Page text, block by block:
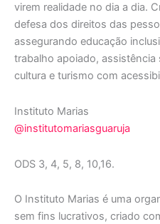
virem realidade no dia a dia.
defesa dos direitos das
assegurando educação
trabalho apoiado, assistência
cultura e turismo com
Instituto Marias
@institutomariasguaruja
ODS 3, 4, 5, 8, 10,16.
O Instituto Marias é uma
sem fins lucrativos, criado